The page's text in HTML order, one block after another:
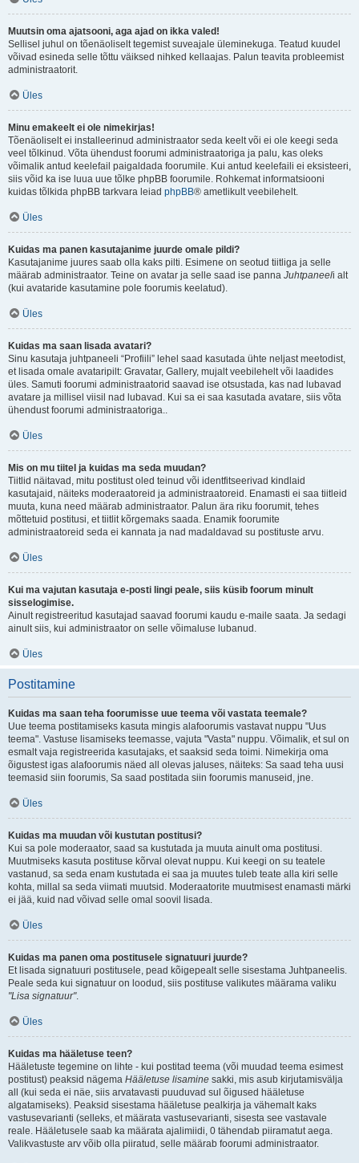
Muutsin oma ajatsooni, aga ajad on ikka valed!
Sellisel juhul on tõenäoliselt tegemist suveajale üleminekuga. Teatud kuudel
võivad esineda selle tõttu väiksed nihked kellaajas. Palun teavita probleemist
administraatorit.
Üles
Minu emakeelt ei ole nimekirjas!
Tõenäoliselt ei installeerinud administraator seda keelt või ei ole keegi seda
veel tõlkinud. Võta ühendust foorumi administraatoriga ja palu, kas oleks
võimalik antud keelefail paigaldada foorumile. Kui antud keelefaili ei eksisteeri,
siis võid ka ise luua uue tõlke phpBB foorumile. Rohkemat informatsiooni
kuidas tõlkida phpBB tarkvara leiad phpBB® ametlikult veebilehelt.
Üles
Kuidas ma panen kasutajanime juurde omale pildi?
Kasutajanime juures saab olla kaks pilti. Esimene on seotud tiitliga ja selle
määrab administraator. Teine on avatar ja selle saad ise panna Juhtpaneeli alt
(kui avataride kasutamine pole foorumis keelatud).
Üles
Kuidas ma saan lisada avatari?
Sinu kasutaja juhtpaneeli “Profiili” lehel saad kasutada ühte neljast meetodist,
et lisada omale avataripilt: Gravatar, Gallery, mujalt veebilehelt või laadides
üles. Samuti foorumi administraatorid saavad ise otsustada, kas nad lubavad
avatare ja millisel viisil nad lubavad. Kui sa ei saa kasutada avatare, siis võta
ühendust foorumi administraatoriga..
Üles
Mis on mu tiitel ja kuidas ma seda muudan?
Tiitlid näitavad, mitu postitust oled teinud või identfitseerivad kindlaid
kasutajaid, näiteks moderaatoreid ja administraatoreid. Enamasti ei saa tiitleid
muuta, kuna need määrab administraator. Palun ära riku foorumit, tehes
mõttetuid postitusi, et tiitlit kõrgemaks saada. Enamik foorumite
administraatoreid seda ei kannata ja nad madaldavad su postituste arvu.
Üles
Kui ma vajutan kasutaja e-posti lingi peale, siis küsib foorum minult
sisselogimise.
Ainult registreeritud kasutajad saavad foorumi kaudu e-maile saata. Ja sedagi
ainult siis, kui administraator on selle võimaluse lubanud.
Üles
Postitamine
Kuidas ma saan teha foorumisse uue teema või vastata teemale?
Uue teema postitamiseks kasuta mingis alafoorumis vastavat nuppu "Uus
teema". Vastuse lisamiseks teemasse, vajuta "Vasta" nuppu. Võimalik, et sul on
esmalt vaja registreerida kasutajaks, et saaksid seda toimi. Nimekirja oma
õigustest igas alafoorumis näed all olevas jaluses, näiteks: Sa saad teha uusi
teemasid siin foorumis, Sa saad postitada siin foorumis manuseid, jne.
Üles
Kuidas ma muudan või kustutan postitusi?
Kui sa pole moderaator, saad sa kustutada ja muuta ainult oma postitusi.
Muutmiseks kasuta postituse kõrval olevat nuppu. Kui keegi on su teatele
vastanud, sa seda enam kustutada ei saa ja muutes tuleb teate alla kiri selle
kohta, millal sa seda viimati muutsid. Moderaatorite muutmisest enamasti märki
ei jää, kuid nad võivad selle omal soovil lisada.
Üles
Kuidas ma panen oma postitusele signatuuri juurde?
Et lisada signatuuri postitusele, pead kõigepealt selle sisestama Juhtpaneelis.
Peale seda kui signatuur on loodud, siis postituse valikutes määrama valiku
"Lisa signatuur".
Üles
Kuidas ma hääletuse teen?
Hääletuste tegemine on lihte - kui postitad teema (või muudad teema esimest
postitust) peaksid nägema Hääletuse lisamine sakki, mis asub kirjutamisvälja
all (kui seda ei näe, siis arvatavasti puuduvad sul õigused hääletuse
algatamiseks). Peaksid sisestama hääletuse pealkirja ja vähemalt kaks
vastusevarianti (selleks, et määrata vastusevarianti, sisesta see vastavale
reale. Hääletusele saab ka määrata ajalimiidi, 0 tähendab piiramatut aega.
Valikvastuste arv võib olla piiratud, selle määrab foorumi administraator.